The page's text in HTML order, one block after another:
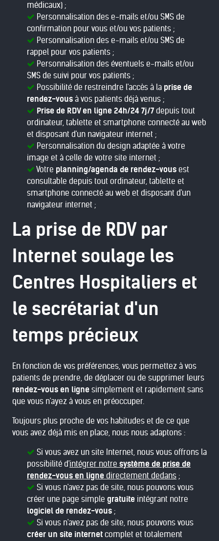
médicaux) ;
Personnalisation des e-mails et/ou SMS de
confirmation pour vous et/ou vos patients ;
Personnalisation des e-mails et/ou SMS de
rappel pour vos patients ;
Personnalisation des éventuels e-mails et/ou
SMS de suivi pour vos patients ;
Possibilité de restreindre l'accès à la prise de
rendez-vous à vos patients déjà venus ;
Prise de RDV en ligne 24h/24 7j/7depuis tout
ordinateur, tablette et smartphone connecté au web
et disposant d'un navigateur internet ;
Personnalisation du design adaptée à votre
image et à celle de votre site internet ;
Votre planning/agenda de rendez-vous est
consultable depuis tout ordinateur, tablette et
smartphone connecté au web et disposant d'un
navigateur internet ;
La prise de RDV par
Internet soulage les
Centres Hospitaliers et
le secrétariat d'un
temps précieux
En fonction de vos préférences, vous permettez à vos
patients de prendre, de déplacer ou de supprimer leurs
rendez-vous en ligne simplement et rapidement sans
que vous n'ayez à vous en préoccuper.
Toujours plus proche de vos habitudes et de ce que
vous avez déjà mis en place, nous nous adaptons :
Si vous avez un site Internet, nous vous offrons la
possibilité d'intégrer notre système de prise de
rendez-vous en ligne directement dedans ;
Si vous n'avez pas de site, nous pouvons vous
créer une page simple gratuite intégrant notre
logiciel de rendez-vous ;
Si vous n'avez pas de site, nous pouvons vous
créer un site internet complet et totalement